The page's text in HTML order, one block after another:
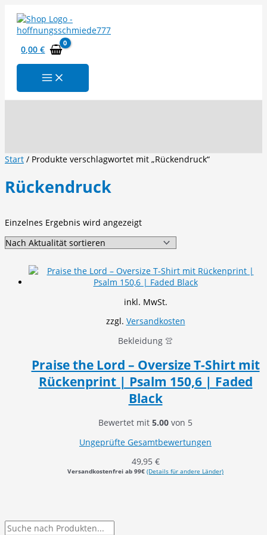
Inhalt
springen
0,00€
P
Start / Produkte verschlagwortet mit „Rückendruck“
Rückendruck
Einzelnes Ergebnis wird angezeigt
inkl. MwSt.
zzgl. Versandkosten
Bekleidung 👚
Praise the Lord – Oversize T-Shirt mit
Rückenprint | Psalm 150,6 | Faded
Black
Bewertet mit 5.00 von 5
Ungeprüfte Gesamtbewertungen
49,95 €
Versandkostenfrei ab 99€ (Details für andere Länder)